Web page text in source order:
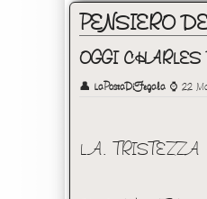
PENSIERO
OGGI CHARLES
👤 LaPostaDiFegala ⌚ 22
LA. TRISTEZZA